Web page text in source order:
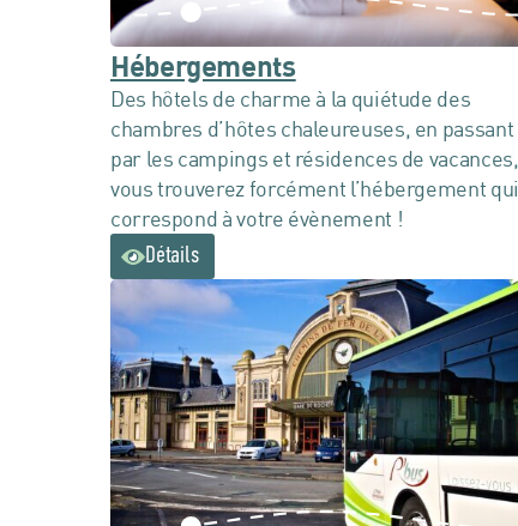
Hébergements
Des hôtels de charme à la quiétude des
chambres d’hôtes chaleureuses, en passant
par les campings et résidences de vacances,
vous trouverez forcément l’hébergement qui
correspond à votre évènement !
Détails